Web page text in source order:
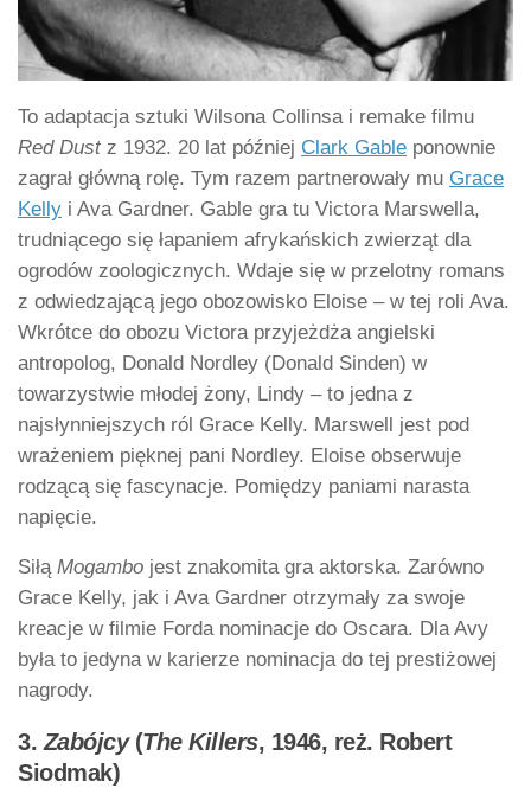
To adaptacja sztuki Wilsona Collinsa i remake filmu
Red Dustz 1932. 20 lat później Clark Gable ponownie
zagrał główną rolę. Tym razem partnerowały mu Grace
Kelly i Ava Gardner. Gable gra tu Victora Marswella,
trudniącego się łapaniem afrykańskich zwierząt dla
ogrodów zoologicznych. Wdaje się w przelotny romans
z odwiedzającą jego obozowisko Eloise – w tej roli Ava.
Wkrótce do obozu Victora przyjeżdża angielski
antropolog, Donald Nordley (Donald Sinden) w
towarzystwie młodej żony, Lindy – to jedna z
najsłynniejszych ról Grace Kelly. Marswell jest pod
wrażeniem pięknej pani Nordley. Eloise obserwuje
rodzącą się fascynacje. Pomiędzy paniami narasta
napięcie.
Siłą Mogambo jest znakomita gra aktorska. Zarówno
Grace Kelly, jak i Ava Gardner otrzymały za swoje
kreacje w filmie Forda nominacje do Oscara. Dla Avy
była to jedyna w karierze nominacja do tej prestiżowej
nagrody.
3.Zabójcy(The Killers, 1946, reż. Robert
Siodmak)